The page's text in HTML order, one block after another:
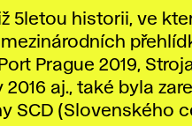
5letou historii, ve
Prague 2019,
aj., také byla
SCD (Slovenského